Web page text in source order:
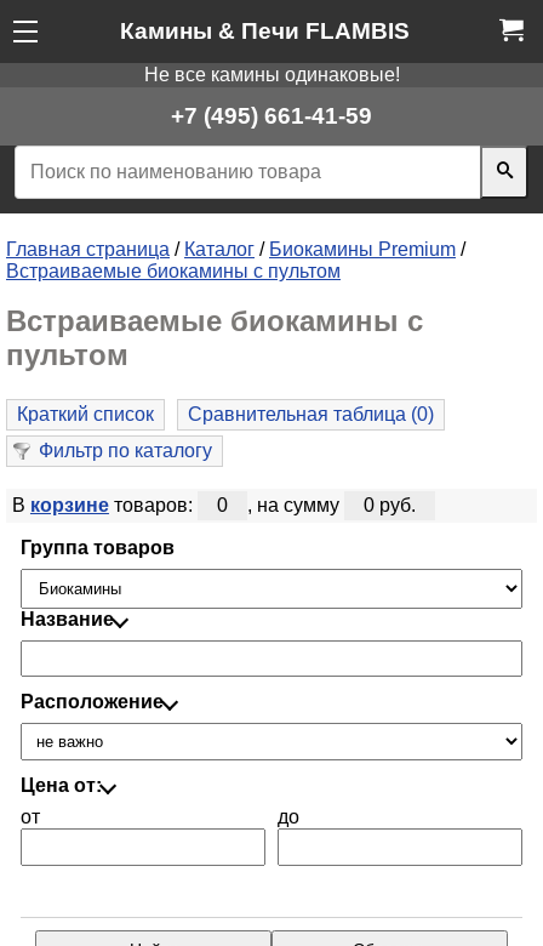
Камины & Печи FLAMBIS
Не все камины одинаковые!
+7 (495) 661-41-59
Главная страница / Каталог / Биокамины Premium /
Встраиваемые биокамины с пультом
Встраиваемые биокамины с
пультом
Краткий список Сравнительная таблица (0)
Фильтр по каталогу
В корзинетоваров: 0 , на сумму 0 руб.
Группа товаров
Название
Расположение
Цена от:
от
до